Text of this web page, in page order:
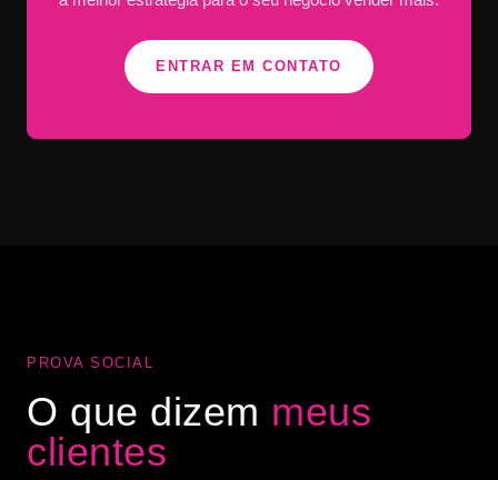
ENTRAR EM CONTATO
PROVA SOCIAL
O que dizem meus
clientes